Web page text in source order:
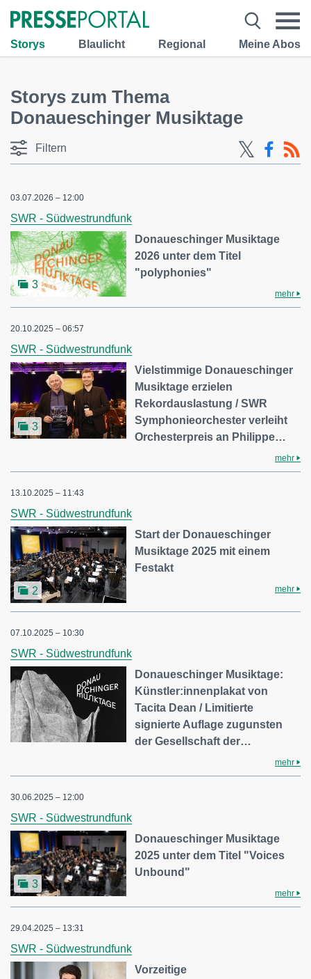
Storys Blaulicht Regional Meine Abos
Storys zum Thema
Donaueschinger Musiktage
Filtern
03.07.2026 – 12:00
SWR - Südwestrundfunk
3
Donaueschinger Musiktage
2026 unter dem Titel
"polyphonies"
mehr
20.10.2025 – 06:57
SWR - Südwestrundfunk
3
Vielstimmige Donaueschinger
Musiktage erzielen
Rekordauslastung / SWR
Symphonieorchester verleiht
Orchesterpreis an Philippe…
mehr
13.10.2025 – 11:43
SWR - Südwestrundfunk
2
Start der Donaueschinger
Musiktage 2025 mit einem
Festakt
mehr
07.10.2025 – 10:30
SWR - Südwestrundfunk
Donaueschinger Musiktage:
Künstler:innenplakat von
Tacita Dean / Limitierte
signierte Auflage zugunsten
der Gesellschaft der…
mehr
30.06.2025 – 12:00
SWR - Südwestrundfunk
3
Donaueschinger Musiktage
2025 unter dem Titel "Voices
Unbound"
mehr
29.04.2025 – 13:31
SWR - Südwestrundfunk
Vorzeitige